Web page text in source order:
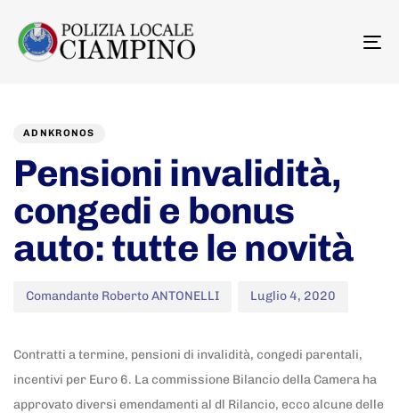
ADNKRONOS
Pensioni invalidità,
congedi e bonus
auto: tutte le novità
Comandante Roberto ANTONELLI Luglio 4, 2020
Contratti a termine, pensioni di invalidità, congedi parentali,
incentivi per Euro 6. La commissione Bilancio della Camera ha
approvato diversi emendamenti al dl Rilancio, ecco alcune delle